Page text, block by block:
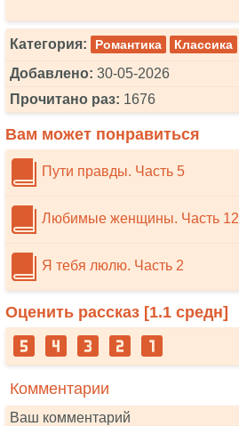
Категория: Романтика Классика
Добавлено: 30-05-2026
Прочитано раз: 1676
Вам может понравиться
Пути правды. Часть 5
Любимые женщины. Часть 12
Я тебя люлю. Часть 2
Оценить рассказ [1.1 средн]
Комментарии
Ваш комментарий